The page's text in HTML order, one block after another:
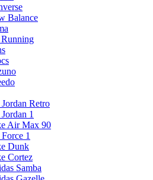
Balance
Retro
1
Air Max 90
1
Dunk
Cortez
Samba